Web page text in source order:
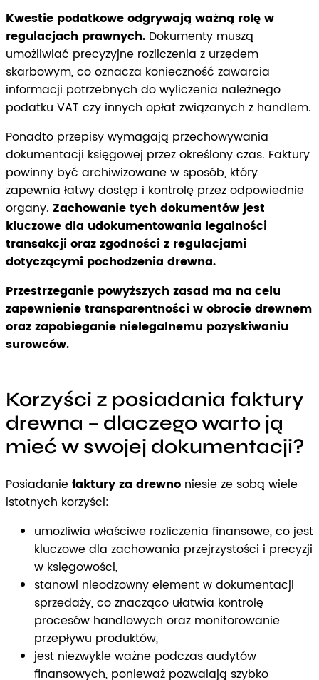
Kwestie podatkowe odgrywają ważną rolę w
regulacjach prawnych. Dokumenty muszą
umożliwiać precyzyjne rozliczenia z urzędem
skarbowym, co oznacza konieczność zawarcia
informacji potrzebnych do wyliczenia należnego
podatku VAT czy innych opłat związanych z handlem.
Ponadto przepisy wymagają przechowywania
dokumentacji księgowej przez określony czas. Faktury
powinny być archiwizowane w sposób, który
zapewnia łatwy dostęp i kontrolę przez odpowiednie
organy. Zachowanie tych dokumentów jest
kluczowe dla udokumentowania legalności
transakcji oraz zgodności z regulacjami
dotyczącymi pochodzenia drewna.
Przestrzeganie powyższych zasad ma na celu
zapewnienie transparentności w obrocie drewnem
oraz zapobieganie nielegalnemu pozyskiwaniu
surowców.
Korzyści z posiadania faktury
drewna – dlaczego warto ją
mieć w swojej dokumentacji?
Posiadaniefaktury za drewno niesie ze sobą wiele
istotnych korzyści:
umożliwia właściwe rozliczenia finansowe, co jest
kluczowe dla zachowania przejrzystości i precyzji
w księgowości,
stanowi nieodzowny element w dokumentacji
sprzedaży, co znacząco ułatwia kontrolę
procesów handlowych oraz monitorowanie
przepływu produktów,
jest niezwykle ważne podczas audytów
finansowych, ponieważ pozwalają szybko